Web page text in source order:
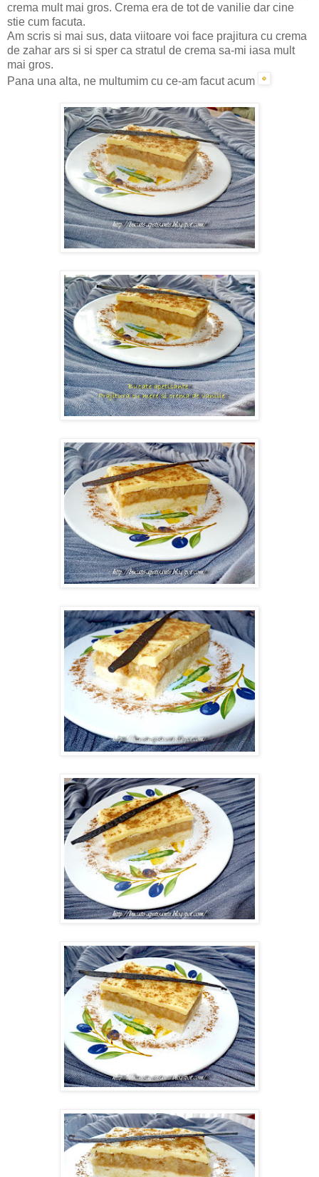
crema mult mai gros. Crema era de tot de vanilie dar cine
stie cum facuta.
Am scris si mai sus, data viitoare voi face prajitura cu crema
de zahar ars si si sper ca stratul de crema sa-mi iasa mult
mai gros.
Pana una alta, ne multumim cu ce-am facut acum